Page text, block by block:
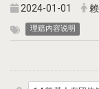
2024-01-01
理赔内容说明